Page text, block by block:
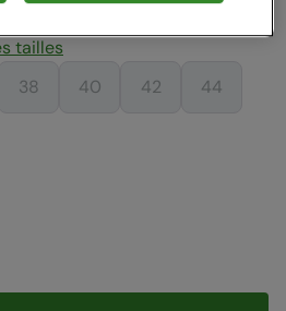
tailles
38 40 42 44